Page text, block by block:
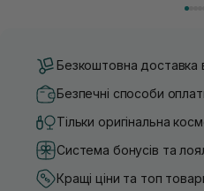
Безкоштовна доставка
Безпечні способи
Тільки оригінальна
Система бонусів та
Кращі ціни та топ